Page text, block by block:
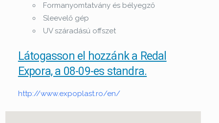
Formanyomtatvány és bélyegző
Sleevelő gép
UV száradású offszet
Látogasson el hozzánk a Redal
Expora, a 08-09-es standra.
http://www.expoplast.ro/en/